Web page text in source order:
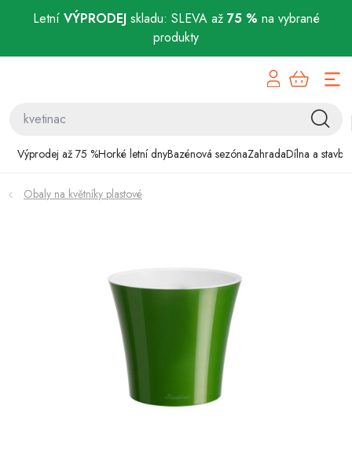
Letní VÝPRODEJskladu: SLEVA až 75 % na vybrané
produkty
Výprodej až 75 %Horké letní dnyBazénová sezónaZahradaDílna a stavba
Bazénová sezóna
Zahrada
Chovatelské potřeby
Dětské zboží a hračky
Obaly na květníky plastové